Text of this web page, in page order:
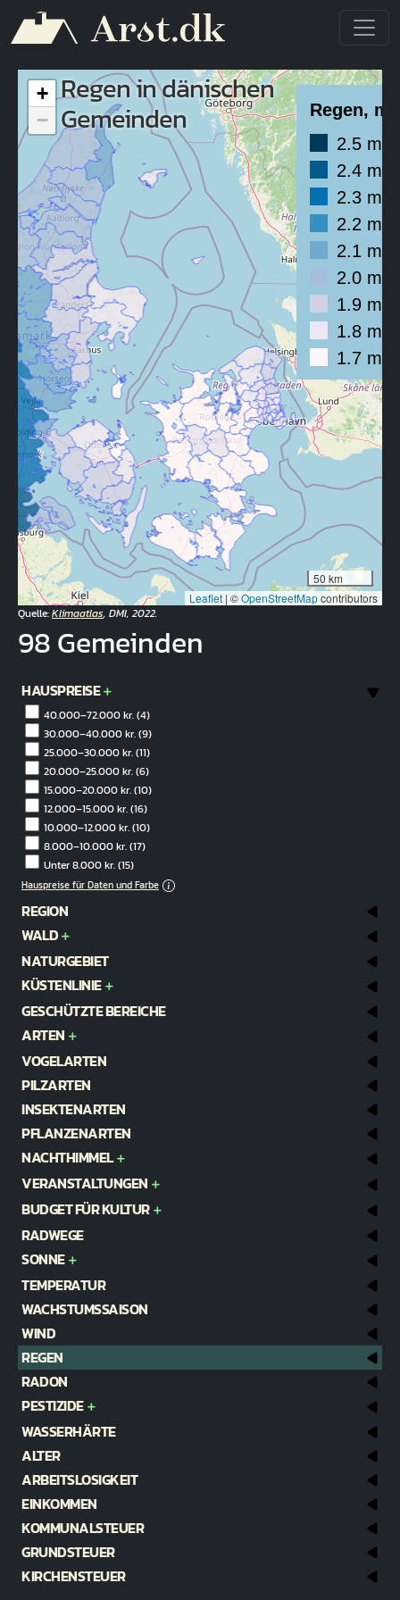
HAUSPREISE
40.000–72.000 kr.(4)
30.000–40.000 kr.(9)
25.000–30.000 kr.(11)
20.000–25.000 kr.(6)
15.000–20.000 kr.(10)
12.000–15.000 kr.(16)
10.000–12.000 kr.(10)
8.000–10.000 kr.(17)
Unter 8.000 kr.(15)
Hauspreise für Daten und Farbe
REGION
WALD
NATURGEBIET
KÜSTENLINIE
GESCHÜTZTE BEREICHE
ARTEN
VOGELARTEN
PILZARTEN
INSEKTENARTEN
PFLANZENARTEN
NACHTHIMMEL
VERANSTALTUNGEN
BUDGET FÜR KULTUR
RADWEGE
SONNE
TEMPERATUR
WACHSTUMSSAISON
WIND
REGEN
RADON
PESTIZIDE
WASSERHÄRTE
ALTER
ARBEITSLOSIGKEIT
EINKOMMEN
KOMMUNALSTEUER
GRUNDSTEUER
KIRCHENSTEUER
Regen in dänischen
Gemeinden
Regen,
2.5 mm
2.4 mm
2.3 mm
2.2 mm
2.1 mm
2.0 mm
1.9 mm
1.8 mm
1.7 mm
+
−
50 km
Leaflet | ©OpenStreetMapcontributors
Quelle:Klimaatlas, DMI, 2022.
98 Gemeinden